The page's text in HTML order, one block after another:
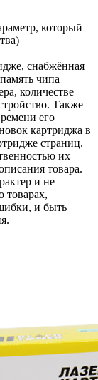
который
снабжённая
чипа
количестве
Также
его
картриджа в
страниц.
их
товара.
и не
товарах,
и быть